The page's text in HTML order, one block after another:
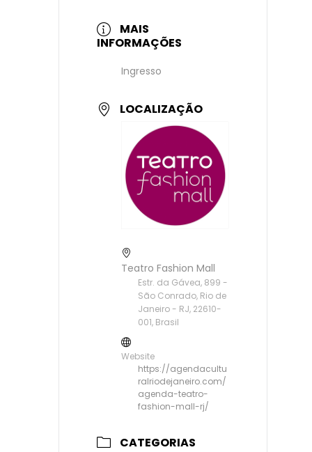
MAIS
INFORMAÇÕES
Ingresso
LOCALIZAÇÃO
Teatro Fashion Mall
Estr. da Gávea, 899 -
São Conrado, Rio de
Janeiro - RJ, 22610-
001, Brasil
Website
https://agendacultu
ralriodejaneiro.com/
agenda-teatro-
fashion-mall-rj/
CATEGORIAS